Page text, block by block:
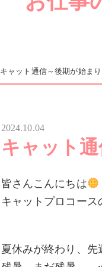
キャット通信～後期が始ま
2024.10.04
キャット
皆さんこんにちは
キャットプロコース
夏休みが終わり、先